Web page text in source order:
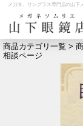
メガネ、サングラス専門店の山下
ログ
お問い
商品カテゴリ一覧 >
相談ページ